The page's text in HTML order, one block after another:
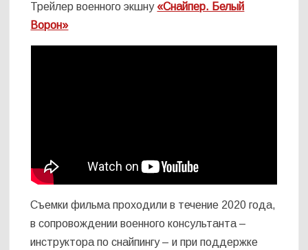
Трейлер военного экшну «Снайпер. Белый
Ворон»
Съемки фильма проходили в течение 2020 года,
в сопровождении военного консультанта –
инструктора по снайпингу – и при поддержке